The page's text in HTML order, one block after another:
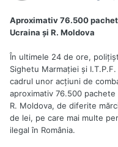
Aproximativ 76.500
Ucraina şi R. Moldova
În ultimele 24 de ore,
Sighetu Marmaţiei şi
cadrul unor acţiuni de
aproximativ 76.500
R. Moldova, de diferite
de lei, pe care mai multe
ilegal în România.